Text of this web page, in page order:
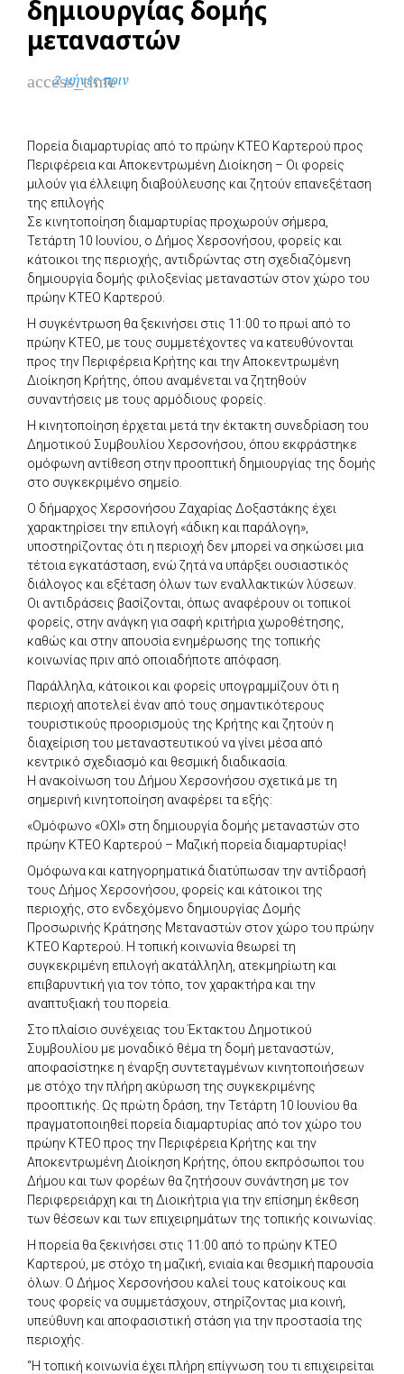
δημιουργίας δομής
μεταναστών
access_time
2 μήνες πριν
Πορεία διαμαρτυρίας από το πρώην ΚΤΕΟ Καρτερού προς
Περιφέρεια και Αποκεντρωμένη Διοίκηση – Οι φορείς
μιλούν για έλλειψη διαβούλευσης και ζητούν επανεξέταση
της επιλογής
Σε κινητοποίηση διαμαρτυρίας προχωρούν σήμερα,
Τετάρτη 10 Ιουνίου, ο Δήμος Χερσονήσου, φορείς και
κάτοικοι της περιοχής, αντιδρώντας στη σχεδιαζόμενη
δημιουργία δομής φιλοξενίας μεταναστών στον χώρο του
πρώην ΚΤΕΟ Καρτερού.
Η συγκέντρωση θα ξεκινήσει στις 11:00 το πρωί από το
πρώην ΚΤΕΟ, με τους συμμετέχοντες να κατευθύνονται
προς την Περιφέρεια Κρήτης και την Αποκεντρωμένη
Διοίκηση Κρήτης, όπου αναμένεται να ζητηθούν
συναντήσεις με τους αρμόδιους φορείς.
Η κινητοποίηση έρχεται μετά την έκτακτη συνεδρίαση του
Δημοτικού Συμβουλίου Χερσονήσου, όπου εκφράστηκε
ομόφωνη αντίθεση στην προοπτική δημιουργίας της δομής
στο συγκεκριμένο σημείο.
Ο δήμαρχος Χερσονήσου Ζαχαρίας Δοξαστάκης έχει
χαρακτηρίσει την επιλογή «άδικη και παράλογη»,
υποστηρίζοντας ότι η περιοχή δεν μπορεί να σηκώσει μια
τέτοια εγκατάσταση, ενώ ζητά να υπάρξει ουσιαστικός
διάλογος και εξέταση όλων των εναλλακτικών λύσεων.
Οι αντιδράσεις βασίζονται, όπως αναφέρουν οι τοπικοί
φορείς, στην ανάγκη για σαφή κριτήρια χωροθέτησης,
καθώς και στην απουσία ενημέρωσης της τοπικής
κοινωνίας πριν από οποιαδήποτε απόφαση.
Παράλληλα, κάτοικοι και φορείς υπογραμμίζουν ότι η
περιοχή αποτελεί έναν από τους σημαντικότερους
τουριστικούς προορισμούς της Κρήτης και ζητούν η
διαχείριση του μεταναστευτικού να γίνει μέσα από
κεντρικό σχεδιασμό και θεσμική διαδικασία.
Η ανακοίνωση του Δήμου Χερσονήσου σχετικά με τη
σημερινή κινητοποίηση αναφέρει τα εξής:
«Ομόφωνο «ΟΧΙ» στη δημιουργία δομής μεταναστών στο
πρώην ΚΤΕΟ Καρτερού – Μαζική πορεία διαμαρτυρίας!
Ομόφωνα και κατηγορηματικά διατύπωσαν την αντίδρασή
τους Δήμος Χερσονήσου, φορείς και κάτοικοι της
περιοχής, στο ενδεχόμενο δημιουργίας Δομής
Προσωρινής Κράτησης Μεταναστών στον χώρο του πρώην
ΚΤΕΟ Καρτερού. Η τοπική κοινωνία θεωρεί τη
συγκεκριμένη επιλογή ακατάλληλη, ατεκμηρίωτη και
επιβαρυντική για τον τόπο, τον χαρακτήρα και την
αναπτυξιακή του πορεία.
Στο πλαίσιο συνέχειας του Έκτακτου Δημοτικού
Συμβουλίου με μοναδικό θέμα τη δομή μεταναστών,
αποφασίστηκε η έναρξη συντεταγμένων κινητοποιήσεων
με στόχο την πλήρη ακύρωση της συγκεκριμένης
προοπτικής. Ως πρώτη δράση, την Τετάρτη 10 Ιουνίου θα
πραγματοποιηθεί πορεία διαμαρτυρίας από τον χώρο του
πρώην ΚΤΕΟ προς την Περιφέρεια Κρήτης και την
Αποκεντρωμένη Διοίκηση Κρήτης, όπου εκπρόσωποι του
Δήμου και των φορέων θα ζητήσουν συνάντηση με τον
Περιφερειάρχη και τη Διοικήτρια για την επίσημη έκθεση
των θέσεων και των επιχειρημάτων της τοπικής κοινωνίας.
Η πορεία θα ξεκινήσει στις 11:00 από το πρώην ΚΤΕΟ
Καρτερού, με στόχο τη μαζική, ενιαία και θεσμική παρουσία
όλων. Ο Δήμος Χερσονήσου καλεί τους κατοίκους και
τους φορείς να συμμετάσχουν, στηρίζοντας μια κοινή,
υπεύθυνη και αποφασιστική στάση για την προστασία της
περιοχής.
“Η τοπική κοινωνία έχει πλήρη επίγνωση του τι επιχειρείται